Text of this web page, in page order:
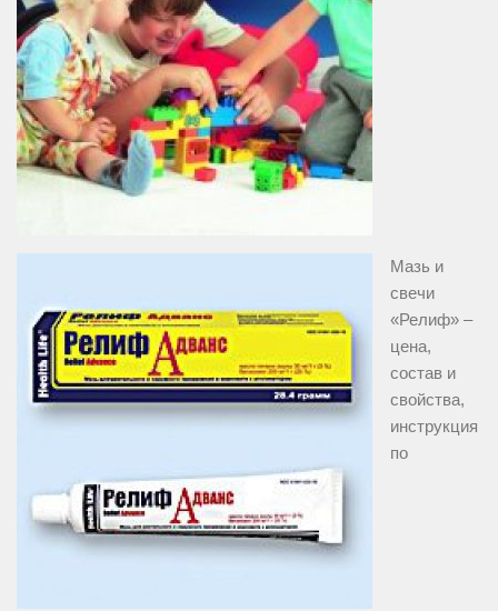
Мазь и
свечи
«Релиф» –
цена,
состав и
свойства,
инструкция
по